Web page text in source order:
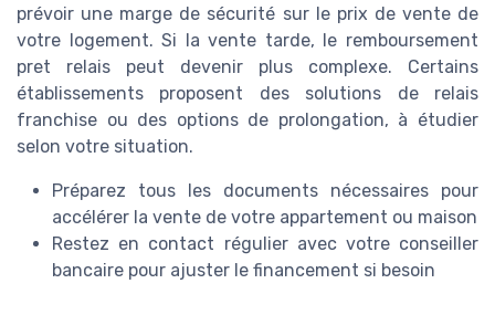
prévoir une marge de sécurité sur le prix de vente de
votre logement. Si la vente tarde, le remboursement
pret relais peut devenir plus complexe. Certains
établissements proposent des solutions de relais
franchise ou des options de prolongation, à étudier
selon votre situation.
Préparez tous les documents nécessaires pour
accélérer la vente de votre appartement ou maison
Restez en contact régulier avec votre conseiller
bancaire pour ajuster le financement si besoin